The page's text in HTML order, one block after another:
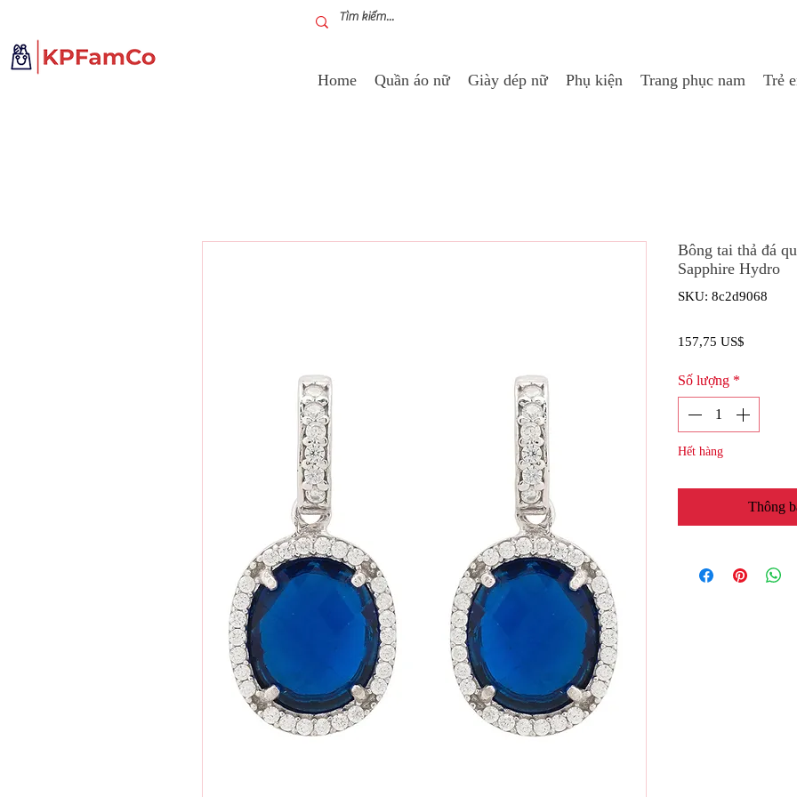
Home Quần áo nữ Giày dép nữ Phụ kiện Trang phục nam Trẻ
Bông tai thả đá
Sapphire Hydro
SKU: 8c2d9068
157,75 US$
Số lượng *
Hết hàng
Thông